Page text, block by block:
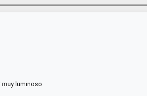
muy luminoso